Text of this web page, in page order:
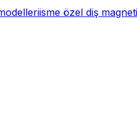
isme özel diş magneti